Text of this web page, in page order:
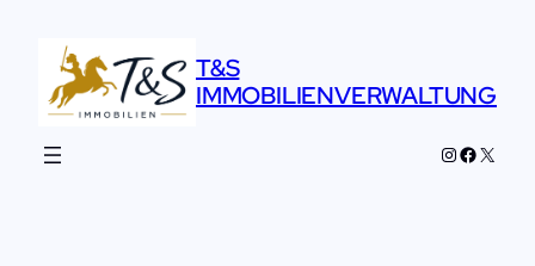
springen
T&S
IMMOBILIENVERWALTUNG
Instagram
X